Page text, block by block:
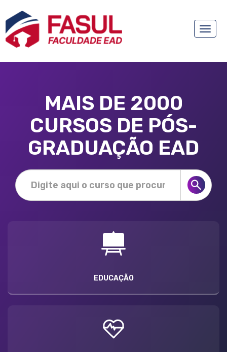
Toggle
MAIS DE 2000
CURSOS DE PÓS-
GRADUAÇÃO EAD
EDUCAÇÃO